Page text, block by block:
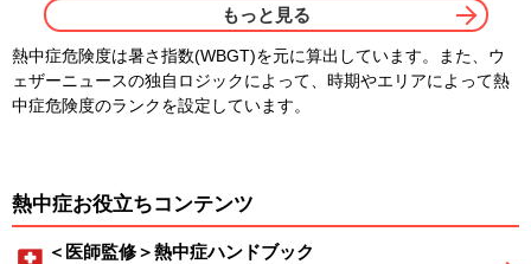
もっと見る
熱中症危険度は暑さ指数(WBGT)を元に算出しています。また、ウ
ェザーニュースの独自ロジックによって、時期やエリアによって熱
中症危険度のランクを設定しています。
熱中症お役立ちコンテンツ
＜医師監修＞熱中症ハンドブック